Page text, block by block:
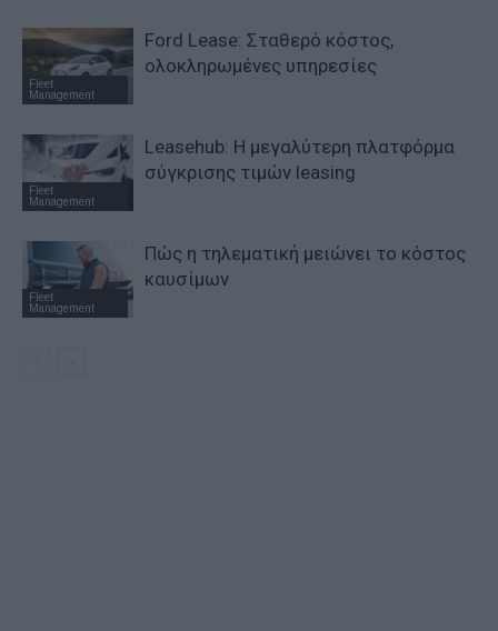
Fleet
Management
Ford Lease: Σταθερό κόστος,
ολοκληρωμένες υπηρεσίες
Fleet
Management
Leasehub: Η μεγαλύτερη πλατφόρμα
σύγκρισης τιμών leasing
Fleet
Management
Πώς η τηλεματική μειώνει το κόστος
καυσίμων